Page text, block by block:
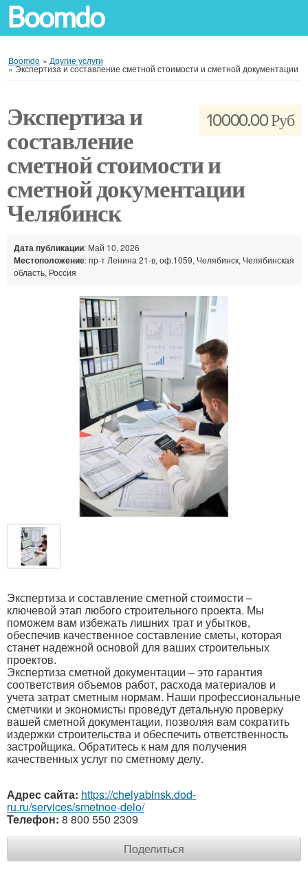
Boomdo
Boomdo » Другие услуги
»Экспертиза и составление сметной стоимости и сметной документации
10000.00 Руб
Экспертиза и
составление
сметной стоимости и
сметной документации
Челябинск
Дата публикации: Май 10, 2026
Местоположение: пр-т Ленина 21-в, оф.1059, Челябинск, Челябинская
область, Россия
Экспертиза и составление сметной стоимости –
ключевой этап любого строительного проекта. Мы
поможем вам избежать лишних трат и убытков,
обеспечив качественное составление сметы, которая
станет надежной основой для ваших строительных
проектов.
Экспертиза сметной документации – это гарантия
соответствия объемов работ, расхода материалов и
учета затрат сметным нормам. Наши профессиональные
сметчики и экономисты проведут детальную проверку
вашей сметной документации, позволяя вам сократить
издержки строительства и обеспечить ответственность
застройщика. Обратитесь к нам для получения
качественных услуг по сметному делу.
Адрес сайта: https://chelyabinsk.dod-
ru.ru/services/smetnoe-delo/
Телефон: 8 800 550 2309
Поделиться